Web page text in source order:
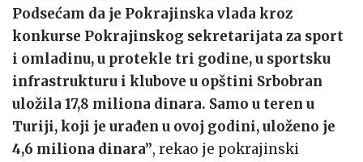
Podsećam da je Pokrajinska vlada kroz
konkurse Pokrajinskog sekretarijata za sport
i omladinu, u protekle tri godine, u sportsku
infrastrukturu i klubove u opštini Srbobran
uložila 17,8 miliona dinara. Samo u teren u
Turiji, koji je urađen u ovoj godini, uloženo je
4,6 miliona dinara”, rekao je pokrajinski